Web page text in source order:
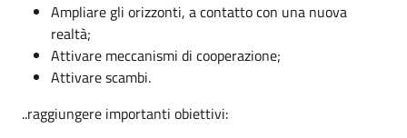
Ampliare gli orizzonti, a contatto con una nuova
realtà;
Attivare meccanismi di cooperazione;
Attivare scambi.
..raggiungere importanti obiettivi: